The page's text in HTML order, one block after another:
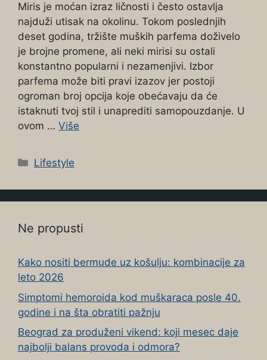
Miris je moćan izraz ličnosti i često ostavlja
najduži utisak na okolinu. Tokom poslednjih
deset godina, tržište muških parfema doživelo
je brojne promene, ali neki mirisi su ostali
konstantno popularni i nezamenjivi. Izbor
parfema može biti pravi izazov jer postoji
ogroman broj opcija koje obećavaju da će
istaknuti tvoj stil i unaprediti samopouzdanje. U
ovom … Više
Categories
Lifestyle
Ne propusti
Kako nositi bermude uz košulju: kombinacije za
leto 2026
Simptomi hemoroida kod muškaraca posle 40.
godine i na šta obratiti pažnju
Beograd za produženi vikend: koji mesec daje
najbolji balans provoda i odmora?